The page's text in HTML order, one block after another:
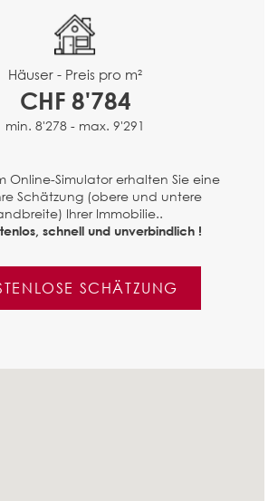
Häuser - Preis pro m²
CHF 8'784
min. 8'278 - max. 9'291
Online-Simulator erhalten Sie eine
Schätzung (obere und untere
Ihrer Immobilie..
schnell und unverbindlich !
SCHÄTZUNG